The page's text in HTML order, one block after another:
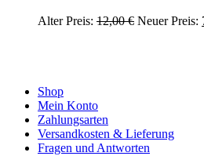
Alter Preis: 12,00€ Neuer Preis:
Shop
Mein Konto
Zahlungsarten
Versandkosten & Lieferung
Fragen und Antworten